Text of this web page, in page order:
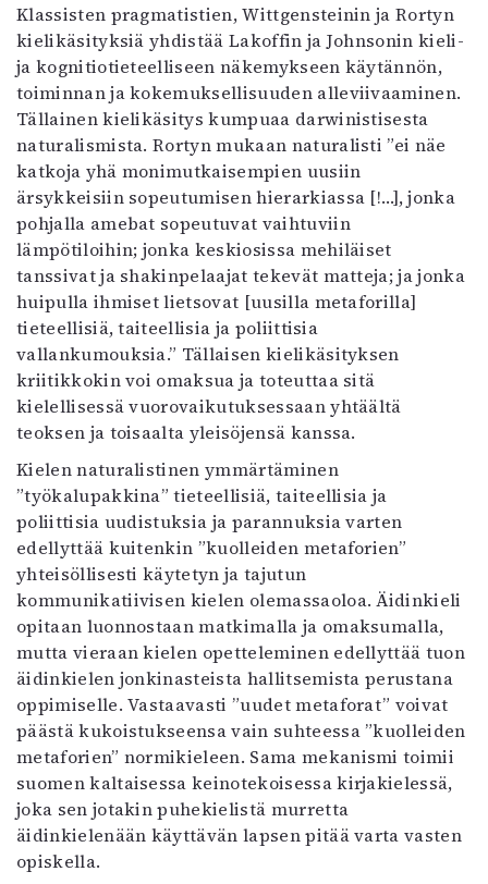
Klassisten pragmatistien, Wittgensteinin ja Rortyn
kielikäsityksiä yhdistää Lakoffin ja Johnsonin kieli-
ja kognitiotieteelliseen näkemykseen käytännön,
toiminnan ja kokemuksellisuuden alleviivaaminen.
Tällainen kielikäsitys kumpuaa darwinistisesta
naturalismista. Rortyn mukaan naturalisti ”ei näe
katkoja yhä monimutkaisempien uusiin
ärsykkeisiin sopeutumisen hierarkiassa [!…], jonka
pohjalla amebat sopeutuvat vaihtuviin
lämpötiloihin; jonka keskiosissa mehiläiset
tanssivat ja shakinpelaajat tekevät matteja; ja jonka
huipulla ihmiset lietsovat [uusilla metaforilla]
tieteellisiä, taiteellisia ja poliittisia
vallankumouksia.” Tällaisen kielikäsityksen
kriitikkokin voi omaksua ja toteuttaa sitä
kielellisessä vuorovaikutuksessaan yhtäältä
teoksen ja toisaalta yleisöjensä kanssa.
Kielen naturalistinen ymmärtäminen
”työkalupakkina” tieteellisiä, taiteellisia ja
poliittisia uudistuksia ja parannuksia varten
edellyttää kuitenkin ”kuolleiden metaforien”
yhteisöllisesti käytetyn ja tajutun
kommunikatiivisen kielen olemassaoloa. Äidinkieli
opitaan luonnostaan matkimalla ja omaksumalla,
mutta vieraan kielen opetteleminen edellyttää tuon
äidinkielen jonkinasteista hallitsemista perustana
oppimiselle. Vastaavasti ”uudet metaforat” voivat
päästä kukoistukseensa vain suhteessa ”kuolleiden
metaforien” normikieleen. Sama mekanismi toimii
suomen kaltaisessa keinotekoisessa kirjakielessä,
joka sen jotakin puhekielistä murretta
äidinkielenään käyttävän lapsen pitää varta vasten
opiskella.